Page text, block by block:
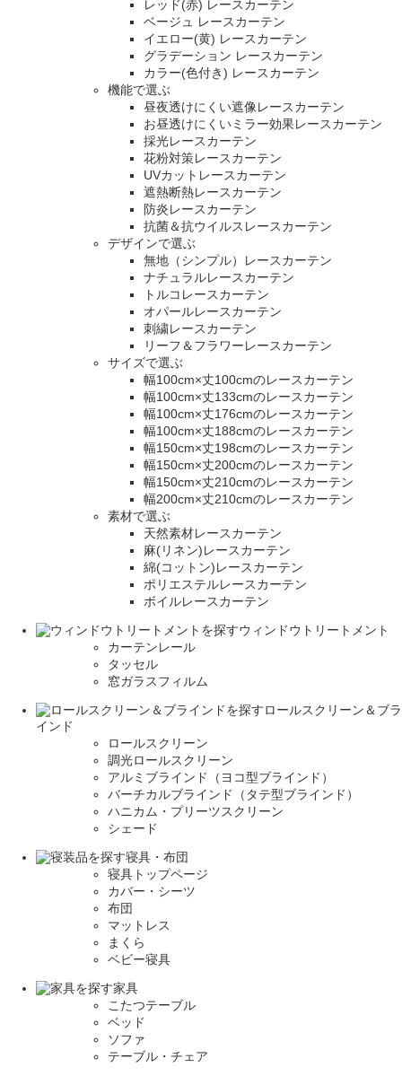
レッド(赤) レースカーテン
ベージュ レースカーテン
イエロー(黄) レースカーテン
グラデーション レースカーテン
カラー(色付き) レースカーテン
機能で選ぶ
昼夜透けにくい遮像レースカーテン
お昼透けにくいミラー効果レースカーテン
採光レースカーテン
花粉対策レースカーテン
UVカットレースカーテン
遮熱断熱レースカーテン
防炎レースカーテン
抗菌＆抗ウイルスレースカーテン
デザインで選ぶ
無地（シンプル）レースカーテン
ナチュラルレースカーテン
トルコレースカーテン
オパールレースカーテン
刺繍レースカーテン
リーフ＆フラワーレースカーテン
サイズで選ぶ
幅100cm×丈100cmのレースカーテン
幅100cm×丈133cmのレースカーテン
幅100cm×丈176cmのレースカーテン
幅100cm×丈188cmのレースカーテン
幅150cm×丈198cmのレースカーテン
幅150cm×丈200cmのレースカーテン
幅150cm×丈210cmのレースカーテン
幅200cm×丈210cmのレースカーテン
素材で選ぶ
天然素材レースカーテン
麻(リネン)レースカーテン
綿(コットン)レースカーテン
ポリエステルレースカーテン
ボイルレースカーテン
ウィンドウトリートメント
カーテンレール
タッセル
窓ガラスフィルム
ロールスクリーン＆ブラ
インド
ロールスクリーン
調光ロールスクリーン
アルミブラインド（ヨコ型ブラインド）
バーチカルブラインド（タテ型ブラインド）
ハニカム・プリーツスクリーン
シェード
寝具・布団
寝具トップページ
カバー・シーツ
布団
マットレス
まくら
ベビー寝具
家具
こたつテーブル
ベッド
ソファ
テーブル・チェア